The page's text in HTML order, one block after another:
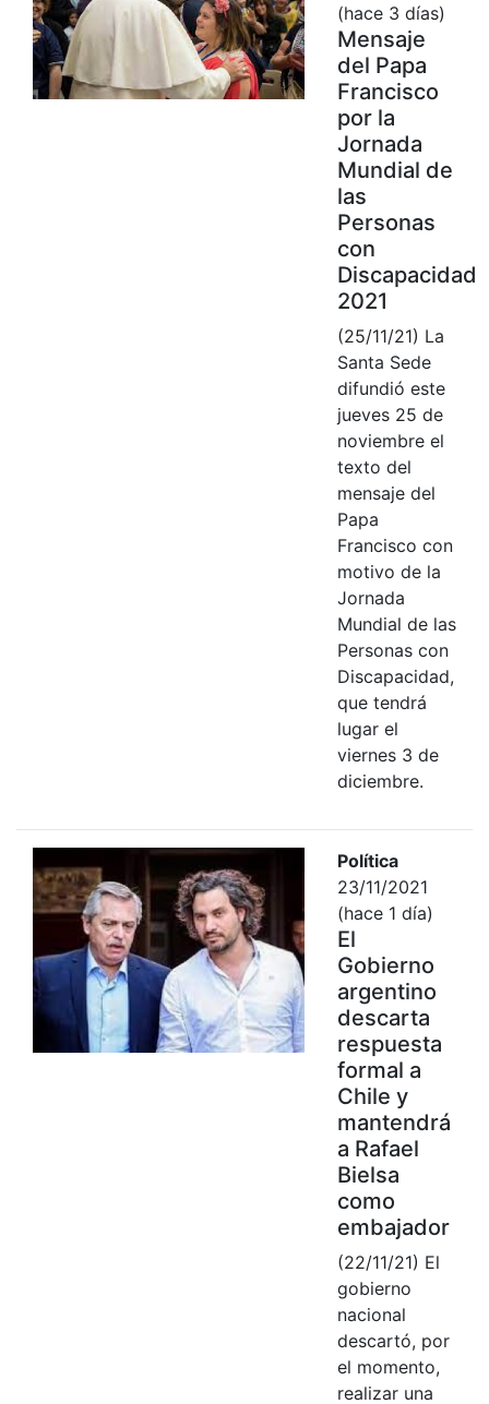
(hace 3 días)
Mensaje
del Papa
Francisco
por la
Jornada
Mundial de
las
Personas
con
Discapacidad
2021
(25/11/21) La
Santa Sede
difundió este
jueves 25 de
noviembre el
texto del
mensaje del
Papa
Francisco con
motivo de la
Jornada
Mundial de las
Personas con
Discapacidad,
que tendrá
lugar el
viernes 3 de
diciembre.
Política
23/11/2021
(hace 1 día)
El
Gobierno
argentino
descarta
respuesta
formal a
Chile y
mantendrá
a Rafael
Bielsa
como
embajador
(22/11/21) El
gobierno
nacional
descartó, por
el momento,
realizar una